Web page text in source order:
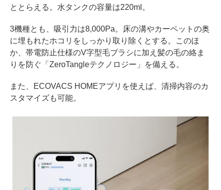
ととらえる。水タンクの容量は220ml。
3機種とも、吸引力は8,000Pa。床の溝やカーペットの奥
に埋もれたホコリをしっかり取り除くとする。このほ
か、帯電防止仕様のV字型毛ブラシに加え髪の毛の絡ま
りを防ぐ「ZeroTangleテクノロジー」を備える。
また、ECOVACS HOMEアプリを使えば、清掃内容のカ
スタマイズも可能。